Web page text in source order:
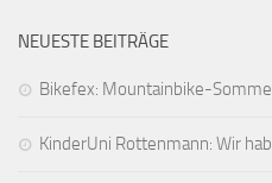
NEUESTE BEITRÄGE
Bikefex: Mountainbike-
KinderUni Rottenmann: Wir